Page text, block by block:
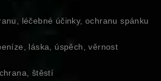
léčebné účinky, ochranu spánku
láska, úspěch, věrnost
štěstí